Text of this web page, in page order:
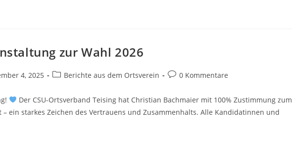
zur Wahl 2026
4, 2025
Beitrags-
Berichte aus dem Ortsverein
Beitrags-
0 Kommentare
Der CSU-Ortsverband Teising hat Christian Bachmaier mit 100% Zustimmung zum
ein starkes Zeichen des Vertrauens und Zusammenhalts. Alle Kandidatinnen und